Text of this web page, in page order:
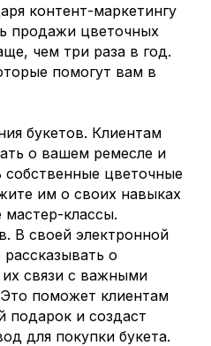
контент-маркетингу
продажи цветочных
чем три раза в год.
помогут вам в
букетов. Клиентам
о вашем ремесле и
собственные цветочные
им о своих навыках
мастер-классы.
В своей электронной
о
связи с важными
поможет клиентам
подарок и создаст
для покупки букета.